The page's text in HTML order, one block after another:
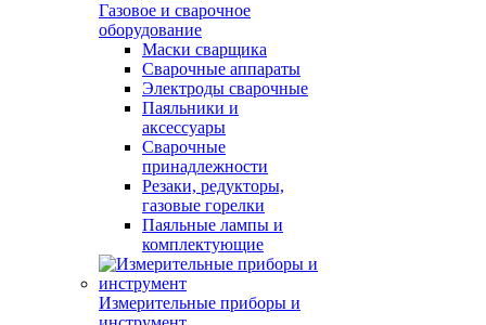
Газовое и сварочное
оборудование
Маски сварщика
Сварочные аппараты
Электроды сварочные
Паяльники и
аксессуары
Сварочные
принадлежности
Резаки, редукторы,
газовые горелки
Паяльные лампы и
комплектующие
Измерительные приборы и